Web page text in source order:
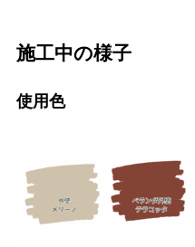
施工中の様子
使用色